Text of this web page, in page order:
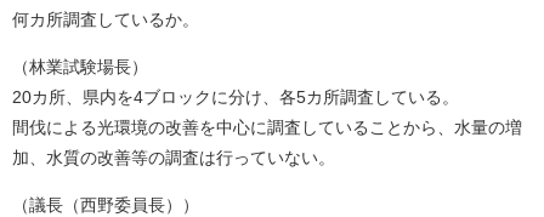
何カ所調査しているか。
（林業試験場長）
20カ所、県内を4ブロックに分け、各5カ所調査している。
間伐による光環境の改善を中心に調査していることから、水量の増
加、水質の改善等の調査は行っていない。
（議長（西野委員長））